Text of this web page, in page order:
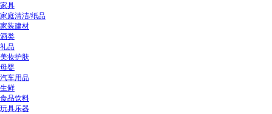
家具
家庭清洁/纸品
家装建材
酒类
礼品
美妆护肤
母婴
汽车用品
生鲜
食品饮料
玩具乐器